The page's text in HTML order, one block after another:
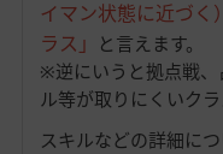
イマン状態に近づく
ラス」 と言えます。
※逆にいうと拠点戦、
ル等が取りにくいクラ
スキルなどの詳細に